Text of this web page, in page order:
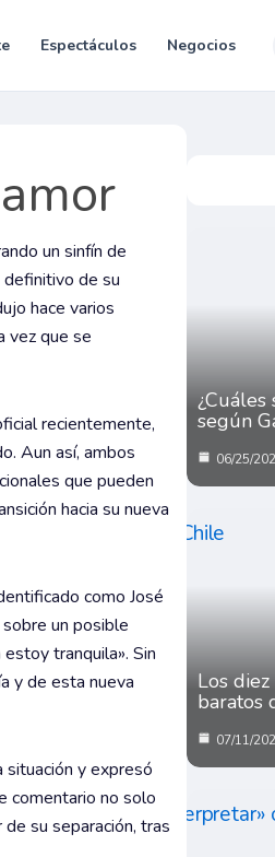
Espectáculos Negocios
un sinfín de
definitivo de su
hace varios
vez que se
recientemente,
Aun así, ambos
que pueden
hacia su nueva
como José
un posible
tranquila». Sin
y de esta nueva
situación y expresó
comentario no solo
su separación, tras
según
06/25/
Los
baratos
07/11/